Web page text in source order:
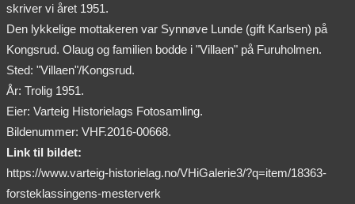
skriver vi året 1951.
Den lykkelige mottakeren var Synnøve Lunde (gift Karlsen) på
Kongsrud. Olaug og familien bodde i "Villaen" på Furuholmen.
Sted: "Villaen"/Kongsrud.
År: Trolig 1951.
Eier: Varteig Historielags Fotosamling.
Bildenummer: VHF.2016-00668.
Link til bildet:
https://www.varteig-historielag.no/VHiGalerie3/?q=item/18363-
forsteklassingens-mesterverk